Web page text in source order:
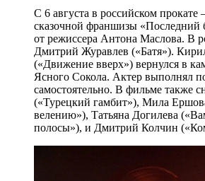
С 6 августа в российском
сказочной франшизы «Последний
от режиссера Антона Маслова. В
Дмитрий Журавлев («Батя»).
(«Движение вверх») вернулся в
Ясного Сокола. Актер выполнял
самостоятельно. В фильме также
(«Турецкий гамбит»), Мила
велению»), Татьяна Догилева
полосы»), и Дмитрий Колчин